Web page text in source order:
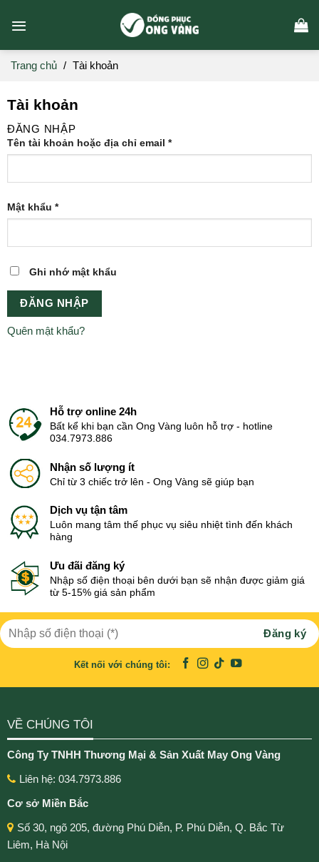
Trang chủ / Tài khoản
Tài khoản
ĐĂNG NHẬP
Tên tài khoản hoặc địa chỉ email *
Mật khẩu *
Ghi nhớ mật khẩu
ĐĂNG NHẬP
Quên mật khẩu?
Hỗ trợ online 24h
Bất kể khi bạn cần Ong Vàng luôn hỗ trợ - hotline
034.7973.886
Nhận số lượng ít
Chỉ từ 3 chiếc trở lên - Ong Vàng sẽ giúp bạn
Dịch vụ tận tâm
Luôn mang tâm thế phục vụ siêu nhiệt tình đến khách
hàng
Ưu đãi đăng ký
Nhập số điện thoại bên dưới bạn sẽ nhận được giảm giá
từ 5-15% giá sản phẩm
Kết nối với chúng tôi:
VỀ CHÚNG TÔI
Công Ty TNHH Thương Mại & Sản Xuất May Ong Vàng
Liên hệ: 034.7973.886
Cơ sở Miền Bắc
Số 30, ngõ 205, đường Phú Diễn, P. Phú Diễn, Q. Bắc Từ
Liêm, Hà Nội